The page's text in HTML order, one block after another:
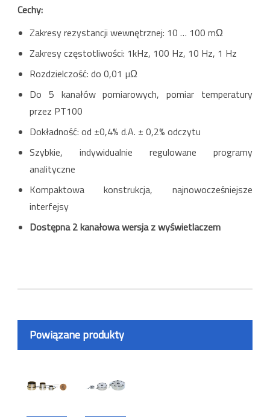
Cechy:
Zakresy rezystancji wewnętrznej: 10 … 100 mΩ
Zakresy częstotliwości: 1kHz, 100 Hz, 10 Hz, 1 Hz
Rozdzielczość: do 0,01 µΩ
Do 5 kanałów pomiarowych, pomiar temperatury
przez PT100
Dokładność: od ±0,4% d.A. ± 0,2% odczytu
Szybkie, indywidualnie regulowane programy
analityczne
Kompaktowa konstrukcja, najnowocześniejsze
interfejsy
Dostępna 2 kanałowa wersja z wyświetlaczem
Powiązane produkty